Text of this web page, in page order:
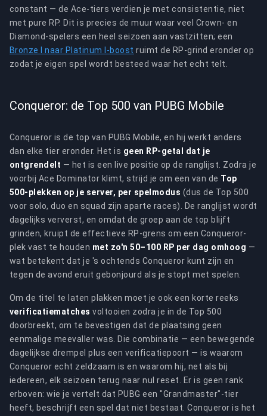
constant — de Ace-tiers verdien je met consistentie, niet
met pure RP. Dit is precies de muur waar veel Crown- en
Diamond-spelers een heel seizoen aan vastzitten; een
Bronze I naar Platinum I-boost ruimt de RP-grind eronder op
zodat je eigen spel wordt besteed waar het echt telt.
Conqueror: de Top 500 van PUBG Mobile
Conqueror is de top van PUBG Mobile, en hij werkt anders
dan elke tier eronder. Het is geen RP-getal dat je
ontgrendelt — het is een live positie op de ranglijst. Zodra je
voorbij Ace Dominator klimt, strijd je om een van de Top
500-plekken op je server, per spelmodus (dus de Top 500
voor solo, duo en squad zijn aparte races). De ranglijst wordt
dagelijks ververst, en omdat de groep aan de top blijft
grinden, kruipt de effectieve RP-grens om een Conqueror-
plek vast te houden met zo'n 50–100 RP per dag omhoog —
wat betekent dat je 's ochtends Conqueror kunt zijn en
tegen de avond eruit gebonjourd als je stopt met spelen.
Om de titel te laten plakken moet je ook een korte reeks
verificatiematches voltooien zodra je in de Top 500
doorbreekt, om te bevestigen dat de plaatsing geen
eenmalige meevaller was. Die combinatie — een bewegende
dagelijkse drempel plus een verificatiepoort — is waarom
Conqueror echt zeldzaam is en waarom hij, net als bij
iedereen, elk seizoen terug naar nul reset. Er is geen rank
erboven: wie je vertelt dat PUBG een "Grandmaster"-tier
heeft, beschrijft een spel dat niet bestaat. Conqueror is het